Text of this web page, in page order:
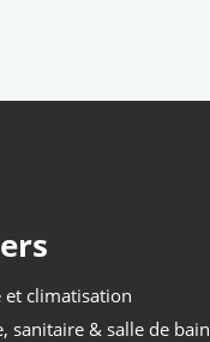
et climatisation
sanitaire & salle de bain